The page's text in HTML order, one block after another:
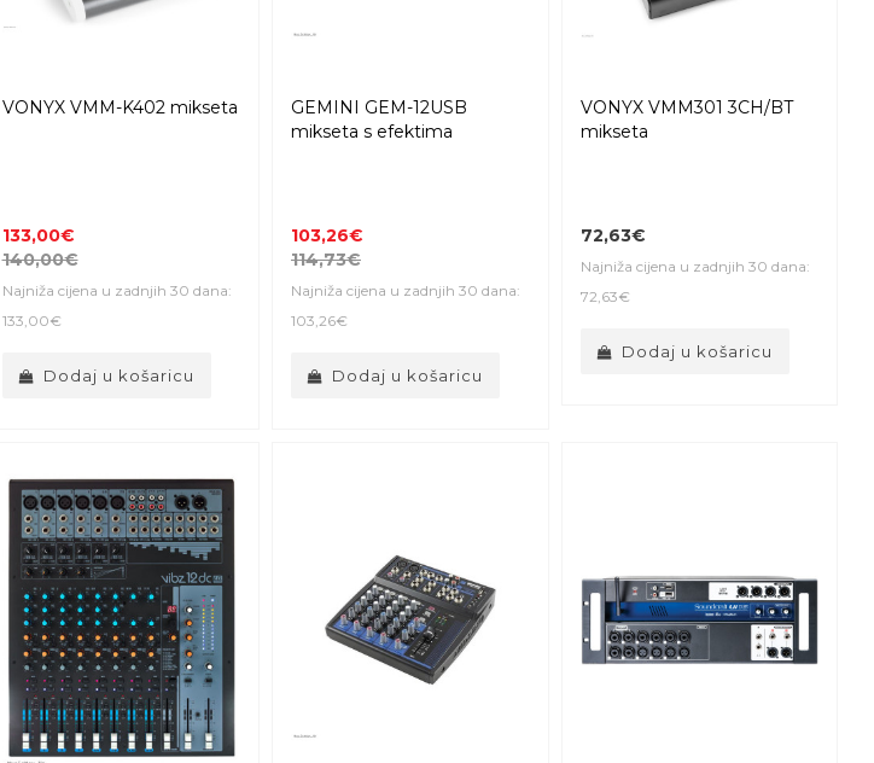
VONYX VMM-K402 mikseta
133,00€
140,00€
Najniža cijena u zadnjih 30 dana:
133,00€
Dodaj u košaricu
GEMINI GEM-12USB
mikseta s efektima
103,26€
114,73€
Najniža cijena u zadnjih 30 dana:
103,26€
Dodaj u košaricu
VONYX VMM301 3CH/BT
mikseta
72,63€
Najniža cijena u zadnjih 30 dana:
72,63€
Dodaj u košaricu